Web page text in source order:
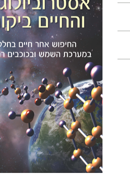
עמרי ונדל
הנחת אתר ספר אלקטרוני
$15